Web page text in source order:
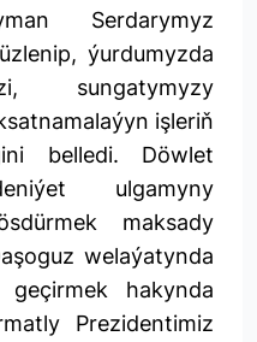
Serdarymyz
ýurdumyzda
sungatymyzy
işleriň
belledi. Döwlet
ulgamyny
maksady
welaýatynda
geçirmek hakynda
Prezidentimiz